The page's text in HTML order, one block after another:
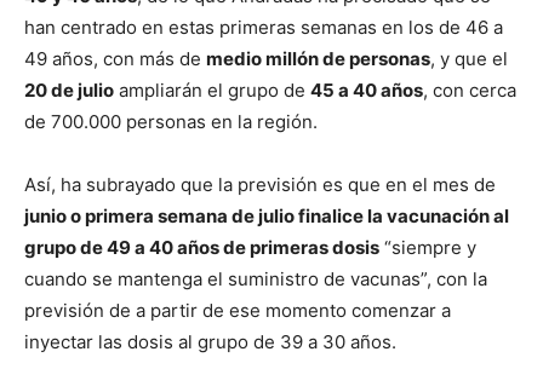
han centrado en estas primeras semanas en los de 46 a
49 años, con más de medio millón de personas, y que el
20 de julio ampliarán el grupo de 45 a 40 años, con cerca
de 700.000 personas en la región.
Así, ha subrayado que la previsión es que en el mes de
junio o primera semana de julio finalice la vacunación al
grupo de 49 a 40 años de primeras dosis “siempre y
cuando se mantenga el suministro de vacunas”, con la
previsión de a partir de ese momento comenzar a
inyectar las dosis al grupo de 39 a 30 años.